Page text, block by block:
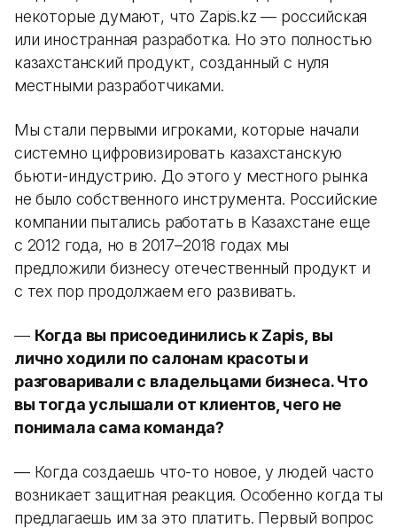
некоторые думают, что Zapis.kz — российская
или иностранная разработка. Но это полностью
казахстанский продукт, созданный с нуля
местными разработчиками.
Мы стали первыми игроками, которые начали
системно цифровизировать казахстанскую
бьюти-индустрию. До этого у местного рынка
не было собственного инструмента. Российские
компании пытались работать в Казахстане еще
с 2012 года, но в 2017–2018 годах мы
предложили бизнесу отечественный продукт и
с тех пор продолжаем его развивать.
— Когда вы присоединились к Zapis, вы
лично ходили по салонам красоты и
разговаривали с владельцами бизнеса. Что
вы тогда услышали от клиентов, чего не
понимала сама команда?
— Когда создаешь что-то новое, у людей часто
возникает защитная реакция. Особенно когда ты
предлагаешь им за это платить. Первый вопрос